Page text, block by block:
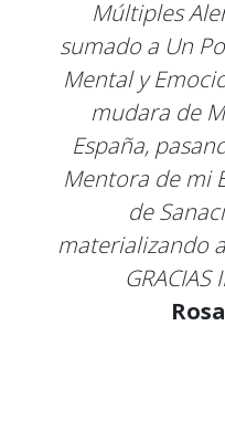
Múltiples
sumado a Un
Mental y
mudara de
España,
Mentora de mi
de
materializando
GRACIAS